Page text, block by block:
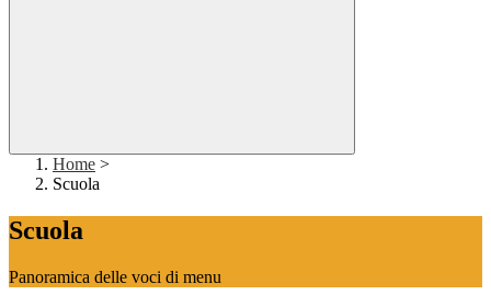
Home >
Scuola
Scuola
Panoramica delle voci di menu